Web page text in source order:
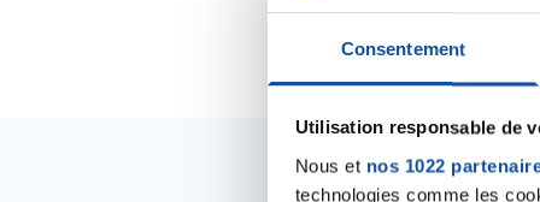
Consentement
Utilisation responsable de
Nous et nos 1022
technologies comme les